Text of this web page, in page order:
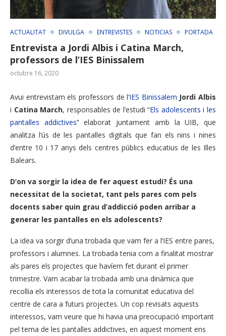
ACTUALITAT DIVULGA ENTREVISTES NOTICIAS PORTADA
Entrevista a Jordi Albis i Catina March,
professors de l’IES Binissalem
octubre 16, 2020
Avui entrevistam els professors de l’IES Binissalem Jordi Albis
i Catina March, responsables de l’estudi “Els adolescents i les
pantalles addictives” elaborat juntament amb la UIB, que
analitza l’ús de les pantalles digitals que fan els nins i nines
d’entre 10 i 17 anys dels centres públics educatius de les Illes
Balears.
D’on va sorgir la idea de fer aquest estudi? És una
necessitat de la societat, tant pels pares com pels
docents saber quin grau d’addicció poden arribar a
generar les pantalles en els adolescents?
La idea va sorgir d’una trobada que vam fer a l’IES entre pares,
professors i alumnes. La trobada tenia com a finalitat mostrar
als pares els projectes que havíem fet durant el primer
trimestre. Vam acabar la trobada amb una dinàmica que
recollia els interessos de tota la comunitat educativa del
centre de cara a futurs projectes. Un cop revisats aquests
interessos, vam veure que hi havia una preocupació important
pel tema de les pantalles addictives, en aquest moment ens